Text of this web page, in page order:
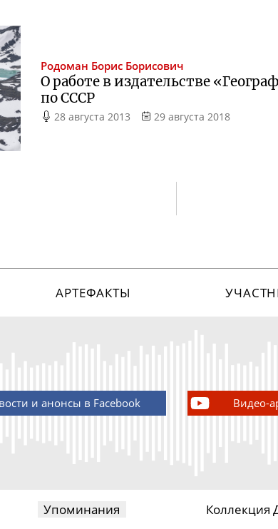
Родоман Борис Борисович
О работе в издательстве
по СССР
28 августа 2013 29 августа 2018
АРТЕФАКТЫ
и анонсы в Facebook Видео-
Упоминания Коллекция